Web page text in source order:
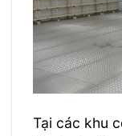
Tại các khu